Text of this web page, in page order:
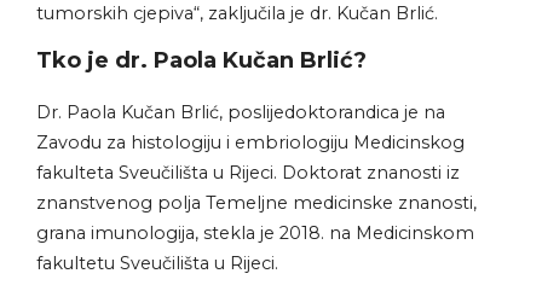
tumorskih cjepiva“, zaključila je dr. Kučan Brlić.
Tko je dr. Paola Kučan Brlić?
Dr. Paola Kučan Brlić, poslijedoktorandica je na
Zavodu za histologiju i embriologiju Medicinskog
fakulteta Sveučilišta u Rijeci. Doktorat znanosti iz
znanstvenog polja Temeljne medicinske znanosti,
grana imunologija, stekla je 2018. na Medicinskom
fakultetu Sveučilišta u Rijeci.